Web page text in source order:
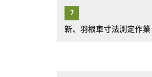
新、羽根車寸法測定作業